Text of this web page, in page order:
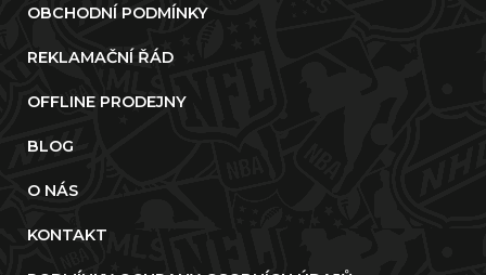
OBCHODNÍ PODMÍNKY
REKLAMAČNÍ ŘÁD
OFFLINE PRODEJNY
BLOG
O NÁS
KONTAKT